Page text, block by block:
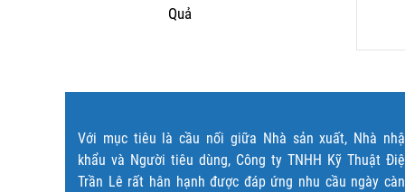
Quả
Với mục tiêu là cầu nối giữa Nhà sản xuất, Nhà
khẩu và Người tiêu dùng, Công ty TNHH Kỹ Thuật
Trần Lê rất hân hạnh được đáp ứng nhu cầu ngày